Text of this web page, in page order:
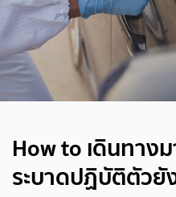
How to เดินทา
ระบาดปฏิบัติตัวยั